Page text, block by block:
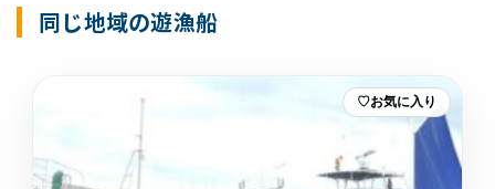
同じ地域の遊漁船
お気に入り